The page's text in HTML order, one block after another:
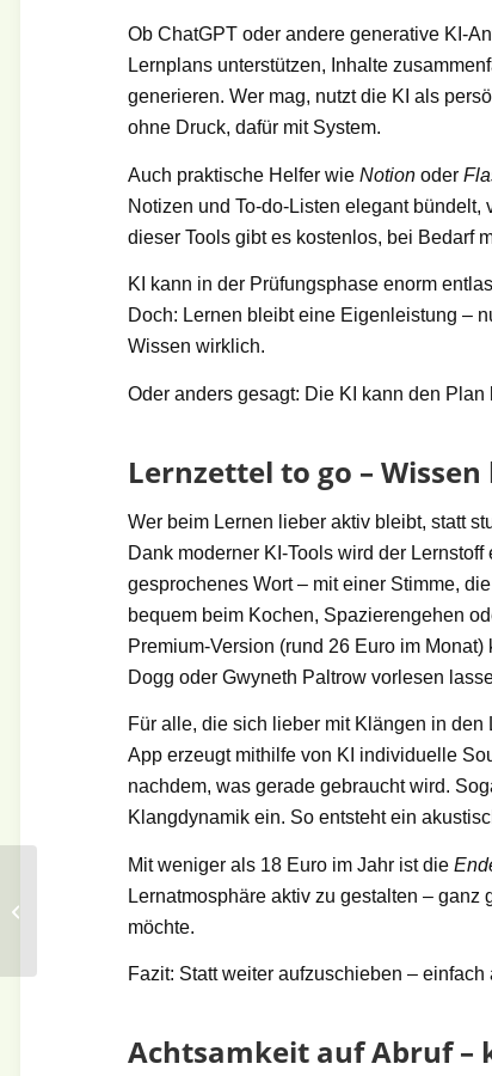
Ob ChatGPT oder andere generative KI-
Lernplans unterstützen, Inhalte
generieren. Wer mag, nutzt die KI als
ohne Druck, dafür mit System.
Auch praktische Helfer wie Notion oder
Notizen und To-do-Listen elegant bündelt,
dieser Tools gibt es kostenlos, bei Bedarf
KI kann in der Prüfungsphase enorm
Doch: Lernen bleibt eine Eigenleistung –
Wissen wirklich.
Oder anders gesagt: Die KI kann den
Lernzettel to go –
Wer beim Lernen lieber aktiv bleibt, statt
Dank moderner KI-Tools wird der
gesprochenes Wort – mit einer Stimme,
bequem beim Kochen, Spazierengehen
Premium-Version (rund 26 Euro im
Dogg oder Gwyneth Paltrow vorlesen
Für alle, die sich lieber mit Klängen in
App erzeugt mithilfe von KI individuelle
nachdem, was gerade gebraucht wird.
Klangdynamik ein. So entsteht ein
Mit weniger als 18 Euro im Jahr ist die
Lernatmosphäre aktiv zu gestalten –
möchte.
Fazit: Statt weiter aufzuschieben – einfach
Achtsamkeit auf Abruf –
Winterabende: So
tauchen Sie Ihren
stimmungsvolles L...